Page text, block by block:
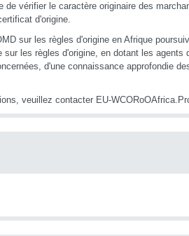
de vérifier le caractère originaire des
d'origine.
sur les règles d'origine en Afrique
sur les règles d'origine, en dotant les agents
d'une connaissance approfondie
veuillez contacter EU-